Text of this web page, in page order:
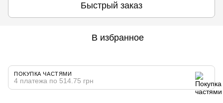
Быстрый заказ
В избранное
ПОКУПКА ЧАСТЯМИ
4 платежа по 514.75 грн